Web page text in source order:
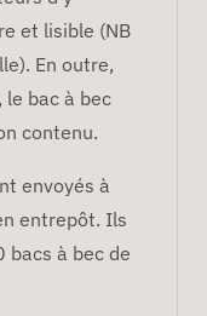
et lisible (NB
En outre,
le bac à bec
contenu.
envoyés à
entrepôt. Ils
bacs à bec de